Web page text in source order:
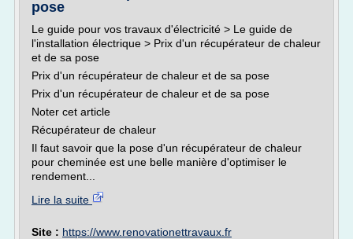
pose
Le guide pour vos travaux d'électricité > Le guide de
l'installation électrique > Prix d'un récupérateur de chaleur
et de sa pose
Prix d'un récupérateur de chaleur et de sa pose
Prix d'un récupérateur de chaleur et de sa pose
Noter cet article
Récupérateur de chaleur
Il faut savoir que la pose d'un récupérateur de chaleur
pour cheminée est une belle manière d'optimiser le
rendement...
Lire la suite
Site : https://www.renovationettravaux.fr